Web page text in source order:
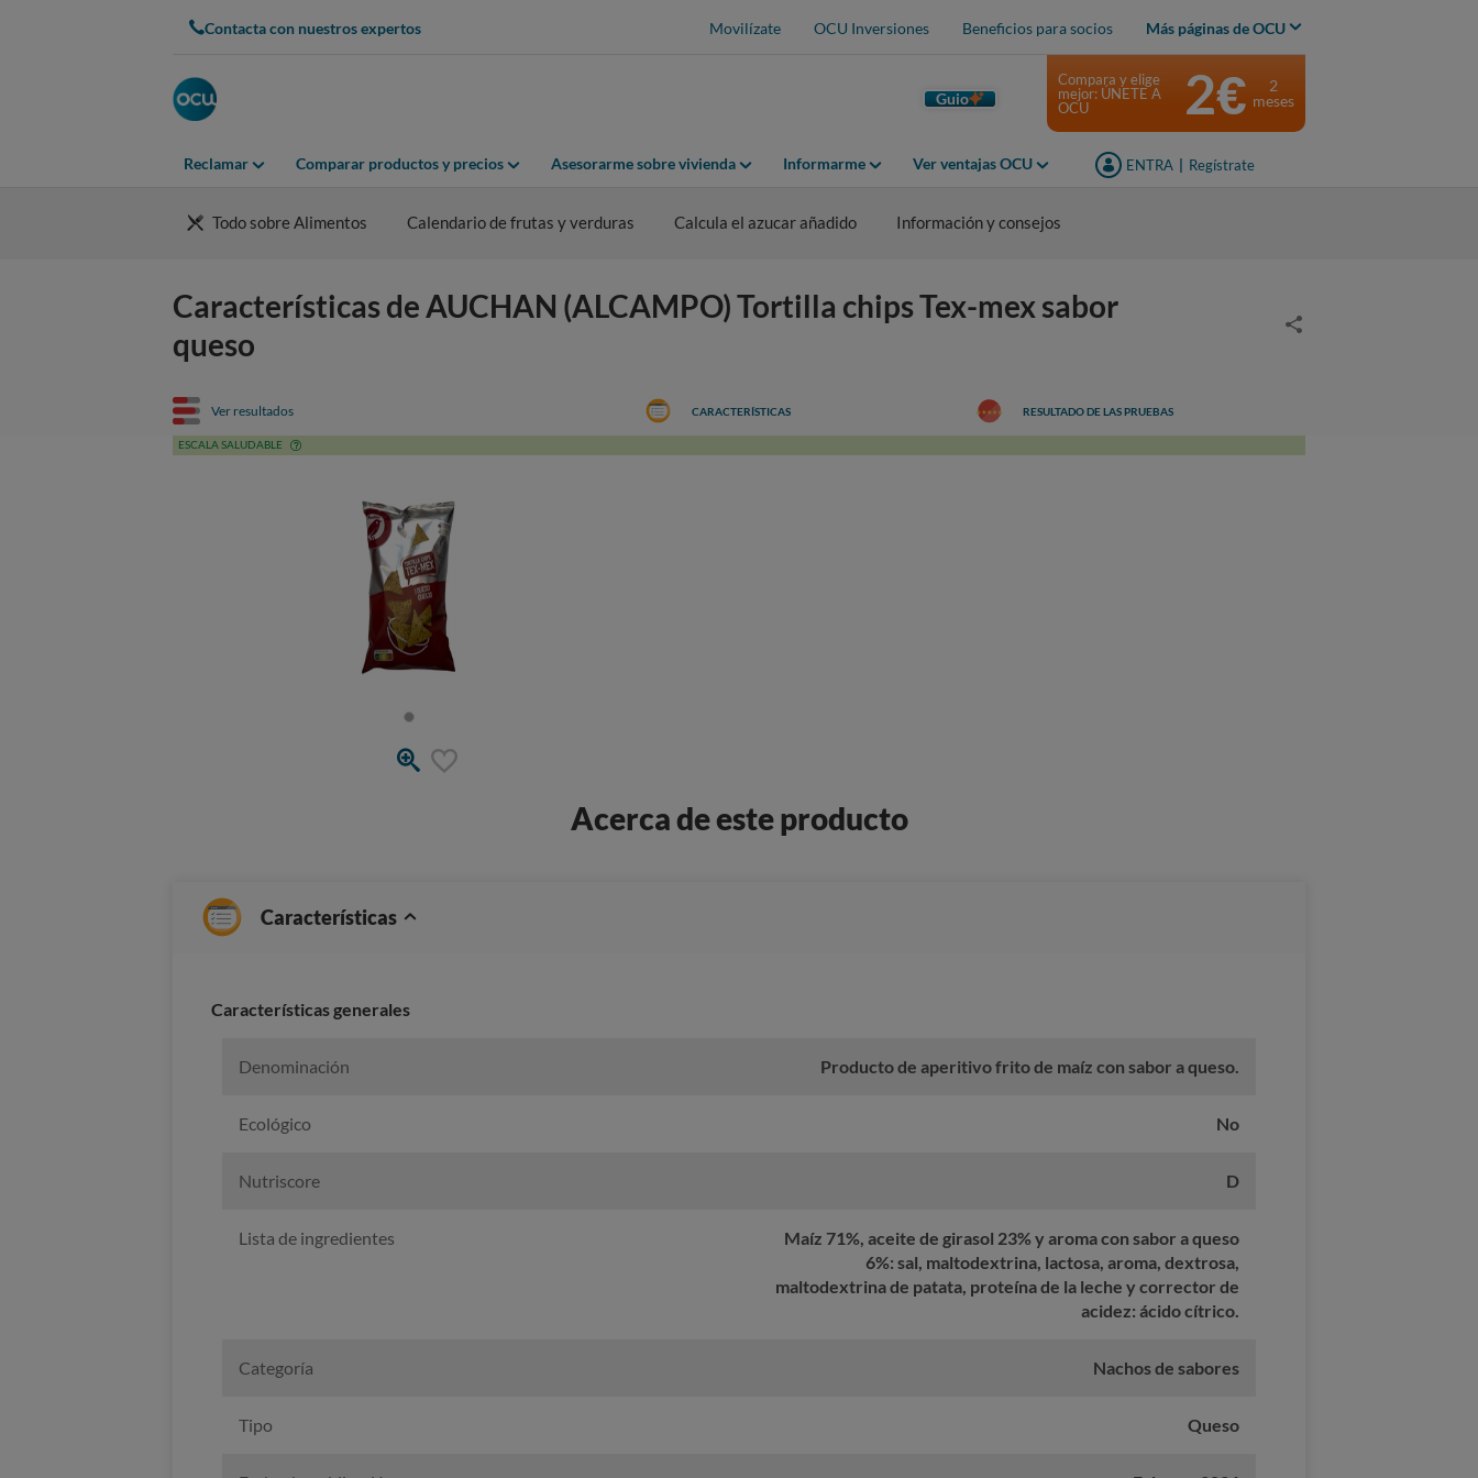
Contacta con nuestros expertos Movilízate OCU Inversiones Beneficios para socios Más páginas de OCU
Guio
Reclamar Comparar productos y precios Asesorarme sobre vivienda Informarme Ver ventajas OCU ENTRA Regístrate
Compara y elige
mejor: ÚNETE A
OCU
2€
2
meses
Todo sobre Alimentos Calendario de frutas y verduras Calcula el azucar añadido Información y consejos
Características de AUCHAN (ALCAMPO) Tortilla chips Tex-mex sabor
queso
Ver resultados
ESCALA SALUDABLE
CARACTERÍSTICAS RESULTADO DE LAS PRUEBAS
Acerca de este producto
Características
Características generales
Denominación Producto de aperitivo frito de maíz con sabor a queso.
Ecológico No
Nutriscore D
Lista de ingredientes
Maíz 71%, aceite de girasol 23% y aroma con sabor a queso
6%: sal, maltodextrina, lactosa, aroma, dextrosa,
maltodextrina de patata, proteína de la leche y corrector de
acidez: ácido cítrico.
Categoría Nachos de sabores
Tipo Queso